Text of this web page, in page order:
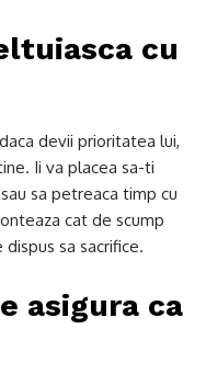
cu
devii prioritatea lui,
Ii va placea sa-ti
sa petreaca timp cu
cat de scump
sa sacrifice.
asigura ca